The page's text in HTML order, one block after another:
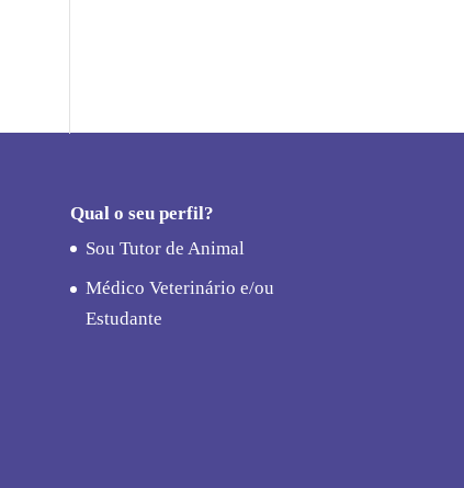
Qual o seu perfil?
Sou Tutor de Animal
Médico Veterinário e/ou
Estudante